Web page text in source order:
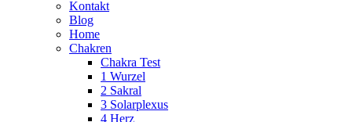
Kontakt
Blog
Home
Chakren
Chakra Test
1 Wurzel
2 Sakral
3 Solarplexus
4 Herz